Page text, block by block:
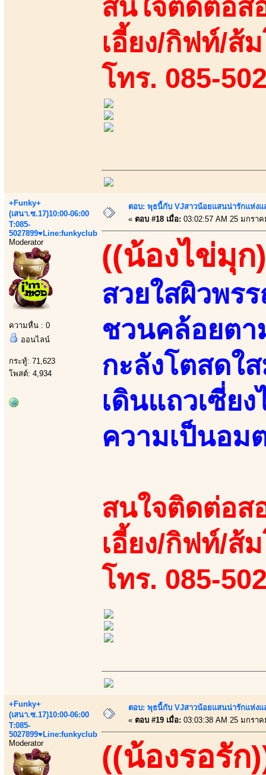
สนใจติดต่อส
เอี้ยง/กิฟท์/ส้
โทร. 085-
+Funky+
(เสนา.ซ.17)10:00-06:00
T:085-
5027899♥Line:funkyclub
Moderator
ความหื่น : 0
ออนไลน์
กระทู้: 71,623
โพสต์: 4,934
ตอบ: พุธนี้กับ VJสาวน้อยแสนน่ารักแห่งแ
« ตอบ #18 เมื่อ: 03:02:57 AM 25 มกรา
((น้องไข่มุก
สวยใสผิวพร
ชวนคล้อยตา
กะลังโตสดใ
เดินแถวเซี่ย
ความเป็นอม
สนใจติดต่อส
เอี้ยง/กิฟท์/ส้
โทร. 085-
+Funky+
(เสนา.ซ.17)10:00-06:00
T:085-
5027899♥Line:funkyclub
Moderator
ตอบ: พุธนี้กับ VJสาวน้อยแสนน่ารักแห่งแ
« ตอบ #19 เมื่อ: 03:03:38 AM 25 มกรา
((น้องรอรัก